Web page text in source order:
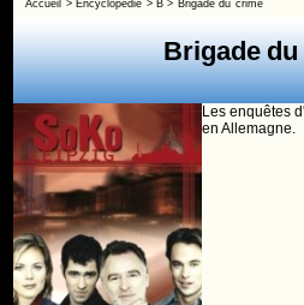
Accueil > Encyclopédie > B > Brigade du crime
Brigade
Les enquêtes
en Allemagne.